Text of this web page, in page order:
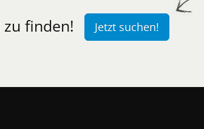
zu finden! Jetzt suchen!